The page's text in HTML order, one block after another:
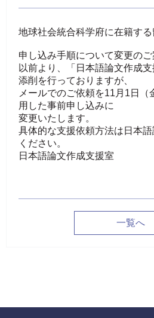
地球社会統合科学府に在籍す
申し込み手順について変更のご
以前より、「日本語論文作成
添削を行っておりますが、
メールでのご依頼を11月1日（
用した事前申し込みに
変更いたします。
具体的な支援依頼方法は日本
ください。
⽇本語論⽂作成⽀援室
一覧へ